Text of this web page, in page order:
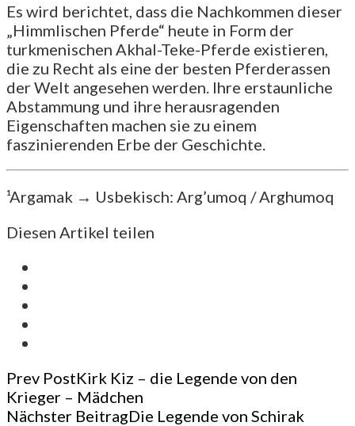
Es wird berichtet, dass die Nachkommen dieser
„Himmlischen Pferde“ heute in Form der
turkmenischen Akhal-Teke-Pferde existieren,
die zu Recht als eine der besten Pferderassen
der Welt angesehen werden. Ihre erstaunliche
Abstammung und ihre herausragenden
Eigenschaften machen sie zu einem
faszinierenden Erbe der Geschichte.
¹Argamak → Usbekisch: Arg’umoq / Arghumoq
Diesen Artikel teilen
Post
Navigation
Prev PostKirk Kiz – die Legende von den
Krieger – Mädchen
Nächster BeitragDie Legende von Schirak